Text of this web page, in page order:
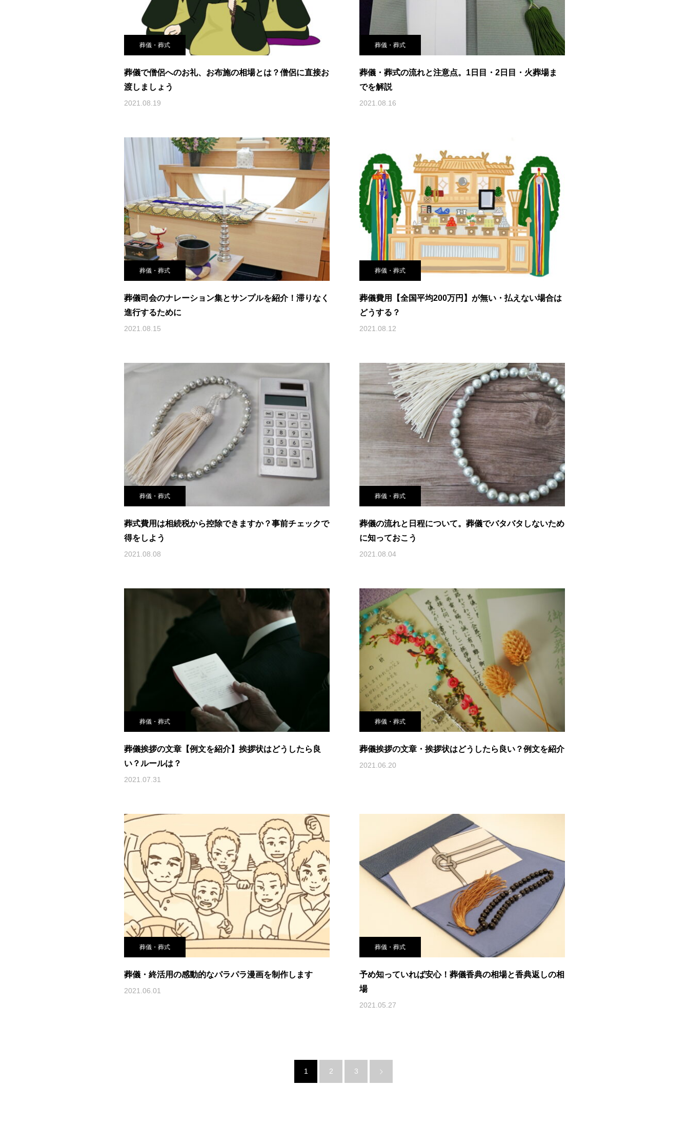
葬儀・葬式
葬儀で僧侶へのお礼、お布施の相場とは？僧侶に直接お
渡しましょう
2021.08.19
葬儀・葬式
葬儀・葬式の流れと注意点。1日目・2日目・火葬場ま
でを解説
2021.08.16
葬儀・葬式
葬儀司会のナレーション集とサンプルを紹介！滞りなく
進行するために
2021.08.15
葬儀・葬式
葬儀費用【全国平均200万円】が無い・払えない場合は
どうする？
2021.08.12
葬儀・葬式
葬式費用は相続税から控除できますか？事前チェックで
得をしよう
2021.08.08
葬儀・葬式
葬儀の流れと日程について。葬儀でバタバタしないため
に知っておこう
2021.08.04
葬儀・葬式
葬儀挨拶の文章【例文を紹介】挨拶状はどうしたら良
い？ルールは？
2021.07.31
葬儀・葬式
葬儀挨拶の文章・挨拶状はどうしたら良い？例文を紹介
2021.06.20
葬儀・葬式
葬儀・終活用の感動的なパラパラ漫画を制作します
2021.06.01
葬儀・葬式
予め知っていれば安心！葬儀香典の相場と香典返しの相
場
2021.05.27
1 2 3